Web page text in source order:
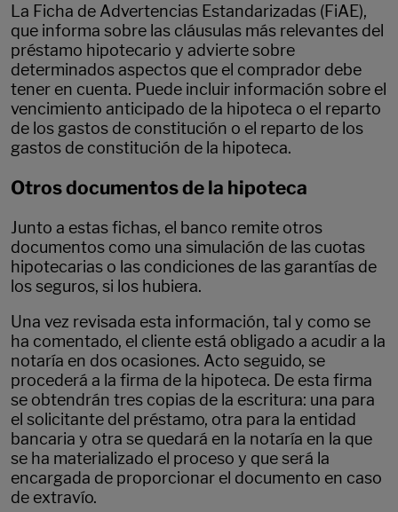
La Ficha de Advertencias Estandarizadas (FiAE),
que informa sobre las cláusulas más relevantes del
préstamo hipotecario y advierte sobre
determinados aspectos que el comprador debe
tener en cuenta. Puede incluir información sobre el
vencimiento anticipado de la hipoteca o el reparto
de los gastos de constitución o el reparto de los
gastos de constitución de la hipoteca.
Otros documentos de la hipoteca
Junto a estas fichas, el banco remite otros
documentos como una simulación de las cuotas
hipotecarias o las condiciones de las garantías de
los seguros, si los hubiera.
Una vez revisada esta información, tal y como se
ha comentado, el cliente está obligado a acudir a la
notaría en dos ocasiones. Acto seguido, se
procederá a la firma de la hipoteca. De esta firma
se obtendrán tres copias de la escritura: una para
el solicitante del préstamo, otra para la entidad
bancaria y otra se quedará en la notaría en la que
se ha materializado el proceso y que será la
encargada de proporcionar el documento en caso
de extravío.